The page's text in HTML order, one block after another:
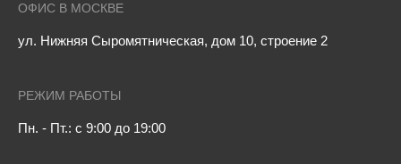
ОФИС В МОСКВЕ
ул. Нижняя Сыромятническая, дом 10, строение 2
РЕЖИМ РАБОТЫ
Пн. - Пт.: с 9:00 до 19:00